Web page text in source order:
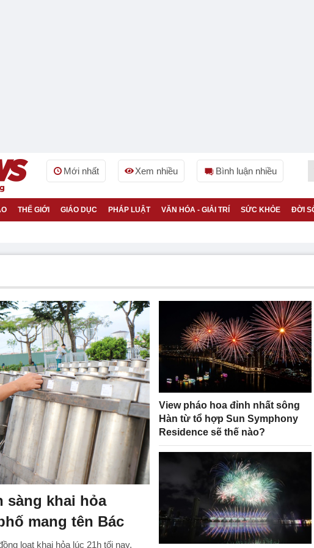
Mới nhất Xem nhiều Bình luận nhiều
THẾ GIỚI GIÁO DỤC PHÁP LUẬT VĂN HÓA - GIẢI TRÍ SỨC KHỎE ĐỜI
sàng khai hỏa
mang tên Bác
loạt khai hỏa lúc 21h tối nay,
View pháo hoa đỉnh nhất sông
Hàn từ tổ hợp Sun Symphony
Residence sẽ thế nào?